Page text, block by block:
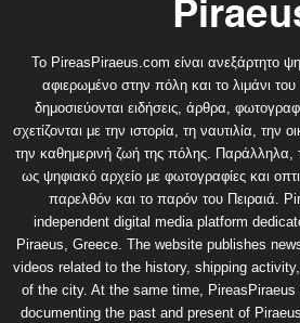
Το PireasPiraeus.com είναι ανεξάρτητο
αφιερωμένο στην πόλη και το λιμάνι του
δημοσιεύονται ειδήσεις, άρθρα,
σχετίζονται με την ιστορία, τη ναυτιλία, την
την καθημερινή ζωή της πόλης. Παράλληλα,
ως ψηφιακό αρχείο με φωτογραφίες και
παρελθόν και το παρόν του Πειραιά.
independent digital media platform
Piraeus, Greece. The website publishes
videos related to the history, shipping
of the city. At the same time,
documenting the past and present of